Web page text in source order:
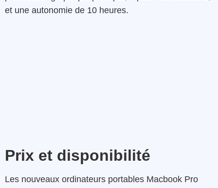
et une autonomie de 10 heures.
Prix et disponibilité
Les nouveaux ordinateurs portables Macbook Pro